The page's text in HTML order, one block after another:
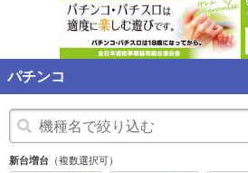
パチンコ
新台増台 （複数選択可）